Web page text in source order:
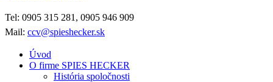
Tel: 0905 315 281, 0905 946 909
Mail: ccv@spieshecker.sk
Úvod
O firme SPIES HECKER
História spoločnosti